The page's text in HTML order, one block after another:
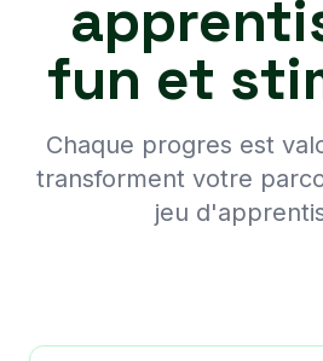
fun et
Chaque progres est
transforment votre
jeu